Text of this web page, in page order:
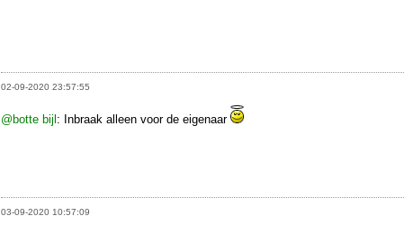
02-09-2020 23:57:55
@botte bijl : Inbraak alleen voor de eigenaar
03-09-2020 10:57:09